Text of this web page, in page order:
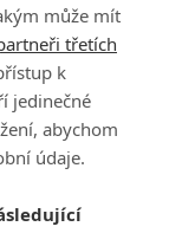
PŘIHLÁSIT
REGISTROVAT
může mít
třetích
k
jedinečné
abychom
údaje.